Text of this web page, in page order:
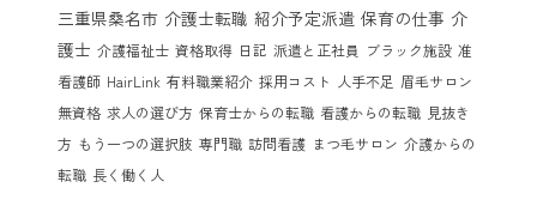
三重県桑名市 介護士転職 紹介予定派遣 保育の仕事 介
護士 介護福祉士 資格取得 日記 派遣と正社員 ブラック施設 准
看護師 HairLink 有料職業紹介 採用コスト 人手不足 眉毛サロン
無資格 求人の選び方 保育士からの転職 看護からの転職 見抜き
方 もう一つの選択肢 専門職 訪問看護 まつ毛サロン 介護からの
転職 長く働く人